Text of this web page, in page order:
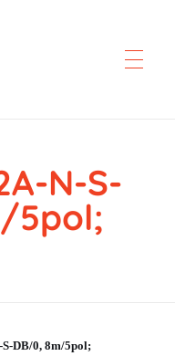
N-S-
5pol;
DB/0, 8m/5pol;